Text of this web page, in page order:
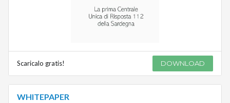
Scaricalo gratis! DOWNLOAD
WHITEPAPER